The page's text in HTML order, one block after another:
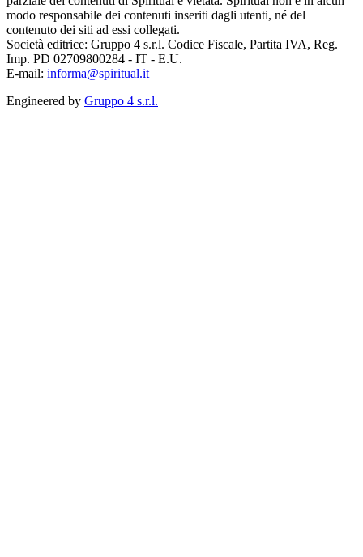
modo responsabile dei contenuti inseriti dagli utenti, né del
contenuto dei siti ad essi collegati.
Società editrice: Gruppo 4 s.r.l. Codice Fiscale, Partita IVA, Reg.
Imp. PD 02709800284 - IT - E.U.
E-mail: informa@spiritual.it
Engineered by Gruppo 4 s.r.l.